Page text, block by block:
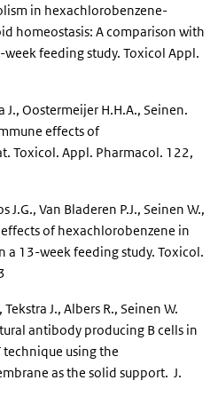
in hexachlorobenzene-
homeostasis: A comparison with
feeding study. Toxicol Appl.
J., Oostermeijer H.H.A., Seinen.
effects of
Toxicol. Appl. Pharmacol. 122,
J.G., Van Bladeren P.J., Seinen W.,
of hexachlorobenzene in
a 13-week feeding study. Toxicol.
J., Albers R., Seinen W.
antibody producing B cells in
technique using the
as the solid support. J.